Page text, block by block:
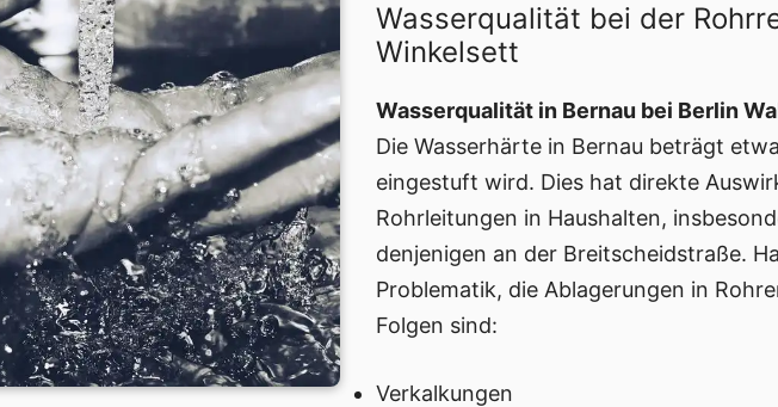
Wasserqualität bei der
Winkelsett
Wasserqualität in Bernau bei Berlin
Die Wasserhärte in Bernau beträgt
eingestuft wird. Dies hat direkte
Rohrleitungen in Haushalten,
denjenigen an der Breitscheidstraße.
Problematik, die Ablagerungen in
Folgen sind:
Verkalkungen